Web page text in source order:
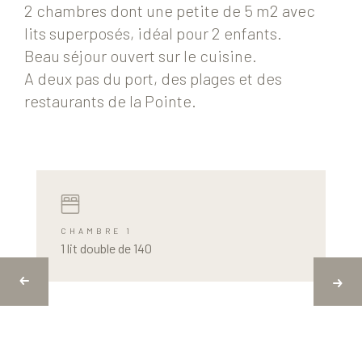
2 chambres dont une petite de 5 m2 avec
lits superposés, idéal pour 2 enfants.
Beau séjour ouvert sur le cuisine.
A deux pas du port, des plages et des
restaurants de la Pointe.
CHAMBRE 1
1 lit double de 140